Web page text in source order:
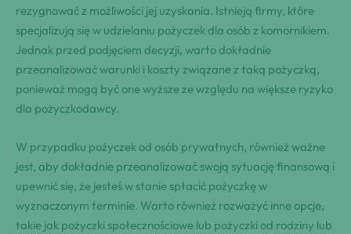
rezygnować z możliwości jej uzyskania. Istnieją firmy, które
specjalizują się w udzielaniu pożyczek dla osób z komornikiem.⁢
Jednak przed podjęciem decyzji, warto dokładnie
przeanalizować warunki i koszty związane z taką pożyczką,
ponieważ mogą być one wyższe ze względu na większe ryzyko
dla pożyczkodawcy.
W ‌przypadku pożyczek ‍od osób prywatnych, również‌ ważne
jest, aby ‍dokładnie przeanalizować swoją sytuację finansową i
upewnić się, że jesteś w stanie spłacić pożyczkę w
⁤wyznaczonym terminie. Warto również rozważyć inne opcje,
takie ‍jak pożyczki społecznościowe ⁢lub pożyczki od rodziny lub